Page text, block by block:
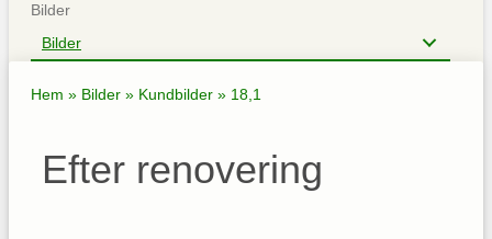
Bilder
Bilder
Hem » Bilder » Kundbilder » 18,1
Efter renovering